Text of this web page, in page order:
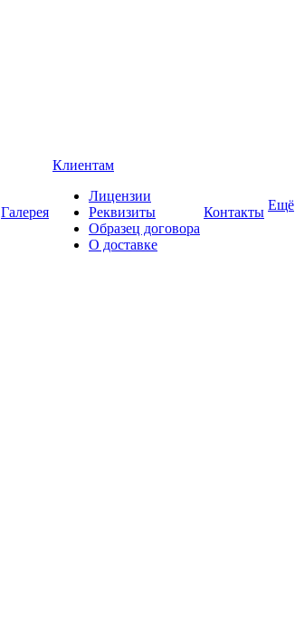
Галерея
Клиентам
Лицензии
Реквизиты
Образец договора
О доставке
Контакты Ещё